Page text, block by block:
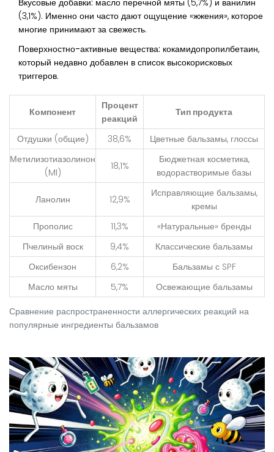
Вкусовые добавки: масло перечной мяты (5,7%) и ванилин
(3,1%). Именно они часто дают ощущение «жжения», которое
многие принимают за свежесть.
Поверхностно-активные вещества: кокамидопропилбетаин,
который недавно добавлен в список высокорисковых
триггеров.
Сравнение распространенности аллергических реакций на
популярные ингредиенты бальзамов
Компонент
Процент
реакций
Тип продукта
Отдушки (общие) 38,6%
Цветные бальзамы, глоссы
Метилизотиазолинон
(MI)
18,1%
Бюджетная косметика,
водорастворимые базы
Ланолин 12,9%
Исправляющие бальзамы,
кремы
Прополис
11,3%
«Натуральные» бренды
Пчелиный воск
9,4%
Классические бальзамы
Оксибензон
6,2%
Бальзамы с SPF
Масло мяты
5,7% Освежающие бальзамы